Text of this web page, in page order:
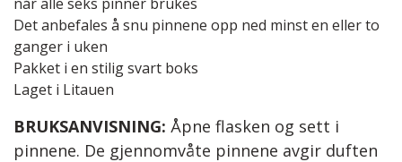
Det anbefales å snu pinnene opp ned minst en eller to
ganger i uken
Pakket i en stilig svart boks
Laget i Litauen
BRUKSANVISNING: Åpne flasken og sett i
pinnene. De gjennomvåte pinnene avgir duften